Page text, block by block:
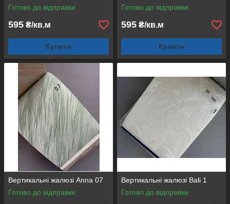
Готово до відправки
595 ₴/кв.м
Купити
Готово до відправки
595 ₴/кв.м
Купити
Вертикальні жалюзі Anna 07
Готово до відправки
Вертикальні жалюзі Bali 1
Готово до відправки